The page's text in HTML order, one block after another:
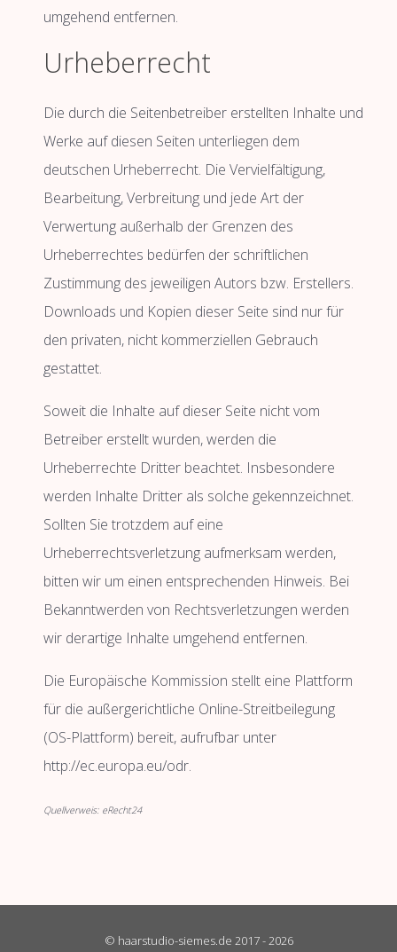
umgehend entfernen.
Urheberrecht
Die durch die Seitenbetreiber erstellten Inhalte und
Werke auf diesen Seiten unterliegen dem
deutschen Urheberrecht. Die Vervielfältigung,
Bearbeitung, Verbreitung und jede Art der
Verwertung außerhalb der Grenzen des
Urheberrechtes bedürfen der schriftlichen
Zustimmung des jeweiligen Autors bzw. Erstellers.
Downloads und Kopien dieser Seite sind nur für
den privaten, nicht kommerziellen Gebrauch
gestattet.
Soweit die Inhalte auf dieser Seite nicht vom
Betreiber erstellt wurden, werden die
Urheberrechte Dritter beachtet. Insbesondere
werden Inhalte Dritter als solche gekennzeichnet.
Sollten Sie trotzdem auf eine
Urheberrechtsverletzung aufmerksam werden,
bitten wir um einen entsprechenden Hinweis. Bei
Bekanntwerden von Rechtsverletzungen werden
wir derartige Inhalte umgehend entfernen.
Die Europäische Kommission stellt eine Plattform
für die außergerichtliche Online-Streitbeilegung
(OS-Plattform) bereit, aufrufbar unter
http://ec.europa.eu/odr.
Quellverweis: eRecht24
© haarstudio-siemes.de 2017 - 2026